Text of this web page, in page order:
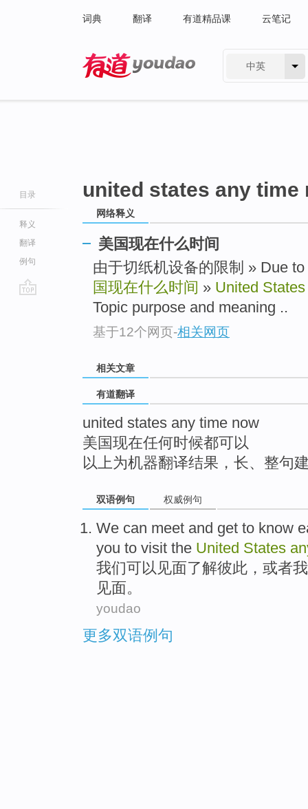
词典 翻译 有道精品课 云笔记
中英
目录
释义
翻译
例句
united states any time
网络释义
美国现在什么时间
由于切纸机设备的限制 » Due
国现在什么时间 » United
Topic purpose and meaning ..
基于12个网页-相关网页
相关文章
有道翻译
united states any time now
美国现在任何时候都可以
以上为机器翻译结果，长、整句
双语例句 权威例句
We can meet and get to know
you to visit the United States
我们可以 见面了解彼此 ， 或者我
见面。
youdao
更多双语例句